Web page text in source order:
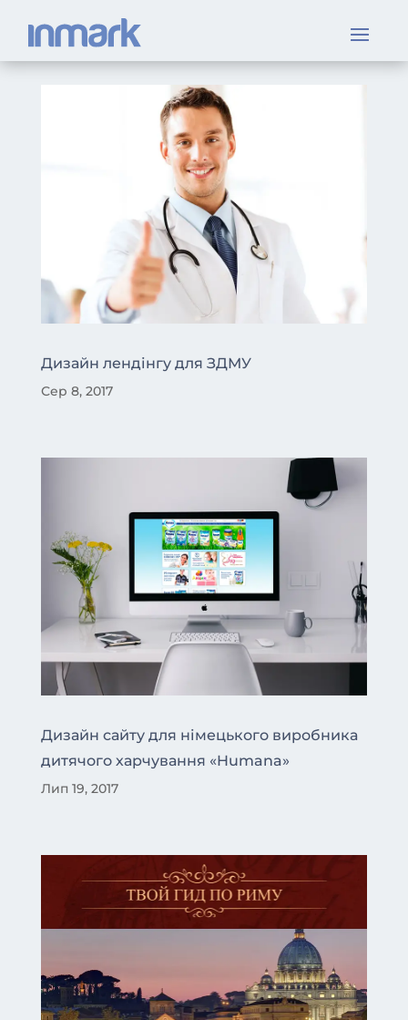
Дизайн лендінгу для ЗДМУ
Сер 8, 2017
Дизайн сайту для німецького виробника
дитячого харчування «Humana»
Лип 19, 2017